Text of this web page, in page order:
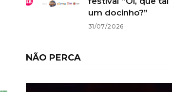
um docinho?”
31/07/2026
NÃO PERCA